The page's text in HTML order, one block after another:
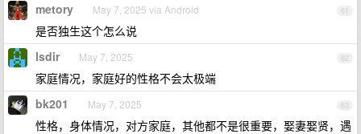
61
metory May 7, 2025 via Android
是否独生这个怎么说
62
lsdir May 7, 2025
家庭情况，家庭好的性格不会太极端
63
bk201 May 7, 2025
性格，身体情况，对方家庭，其他都不是很重要，娶妻娶贤，遇